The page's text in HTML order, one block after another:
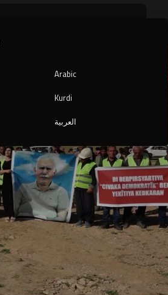
240p
auto
Arabic
Kurdi
العربية